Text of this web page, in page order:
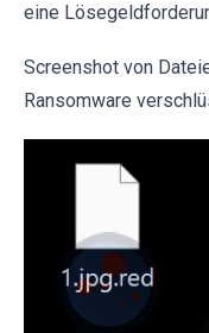
eine
Screenshot von
Ransomware